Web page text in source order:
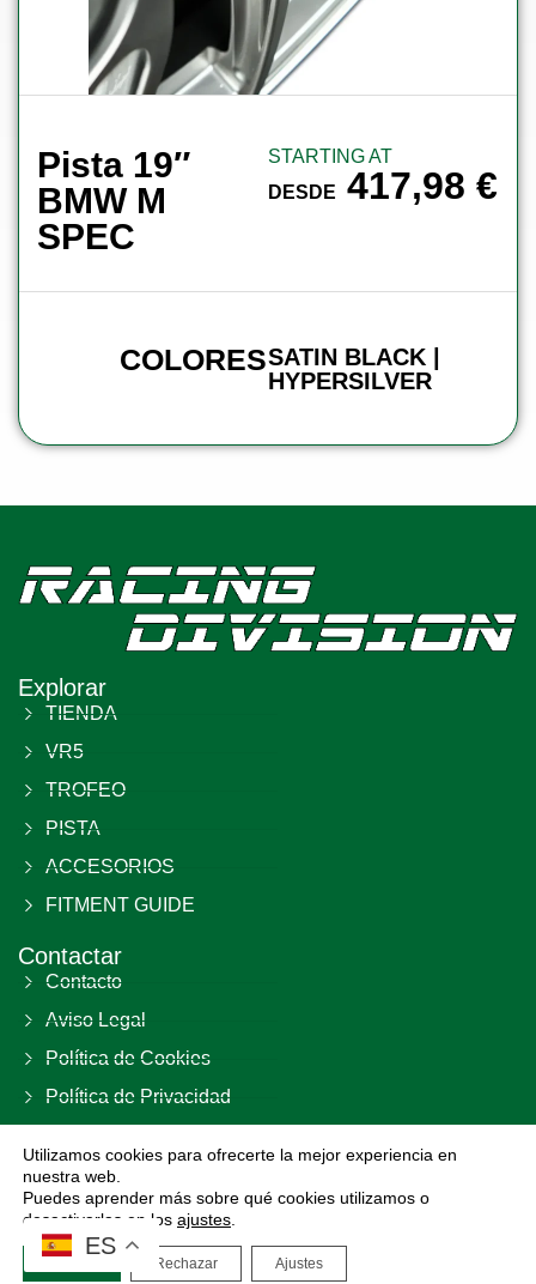
Pista 19″
BMW M
SPEC
STARTING AT
DESDE
417,98€
COLORESSATIN BLACK |
HYPERSILVER
Explorar
TIENDA
VR5
TROFEO
PISTA
ACCESORIOS
FITMENT GUIDE
Contactar
Contacto
Aviso Legal
Política de Cookies
Política de Privacidad
DIVIRAC S.L B02792463
Las Parras, 23 29420 – El Burgo Málaga (ES) España
ES
Utilizamos cookies para ofrecerte la mejor experiencia en
nuestra web.
Puedes aprender más sobre qué cookies utilizamos o
desactivarlas en los ajustes
Rechazar Ajustes